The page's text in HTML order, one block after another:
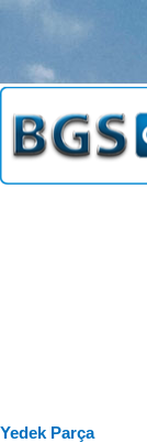
Yedek Parça